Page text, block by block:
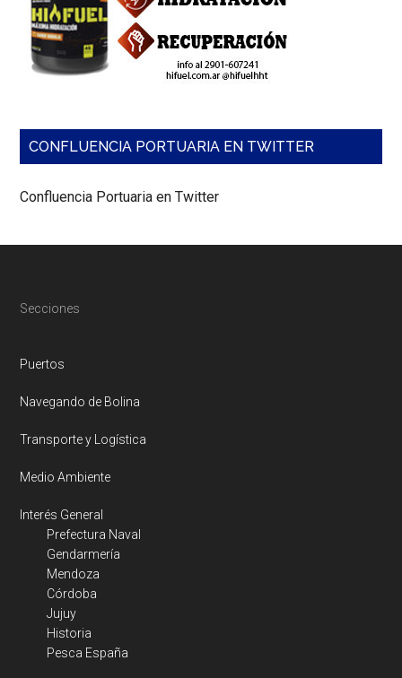
CONFLUENCIA PORTUARIA EN TWITTER
Confluencia Portuaria en Twitter
Footer
Secciones
Puertos
Navegando de Bolina
Transporte y Logística
Medio Ambiente
Interés General
Prefectura Naval
Gendarmería
Mendoza
Córdoba
Jujuy
Historia
Pesca España